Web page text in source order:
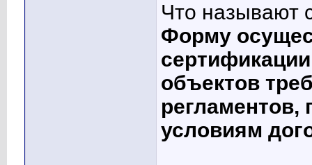
Что называют
Форму
объектов
регламентов,
условиям